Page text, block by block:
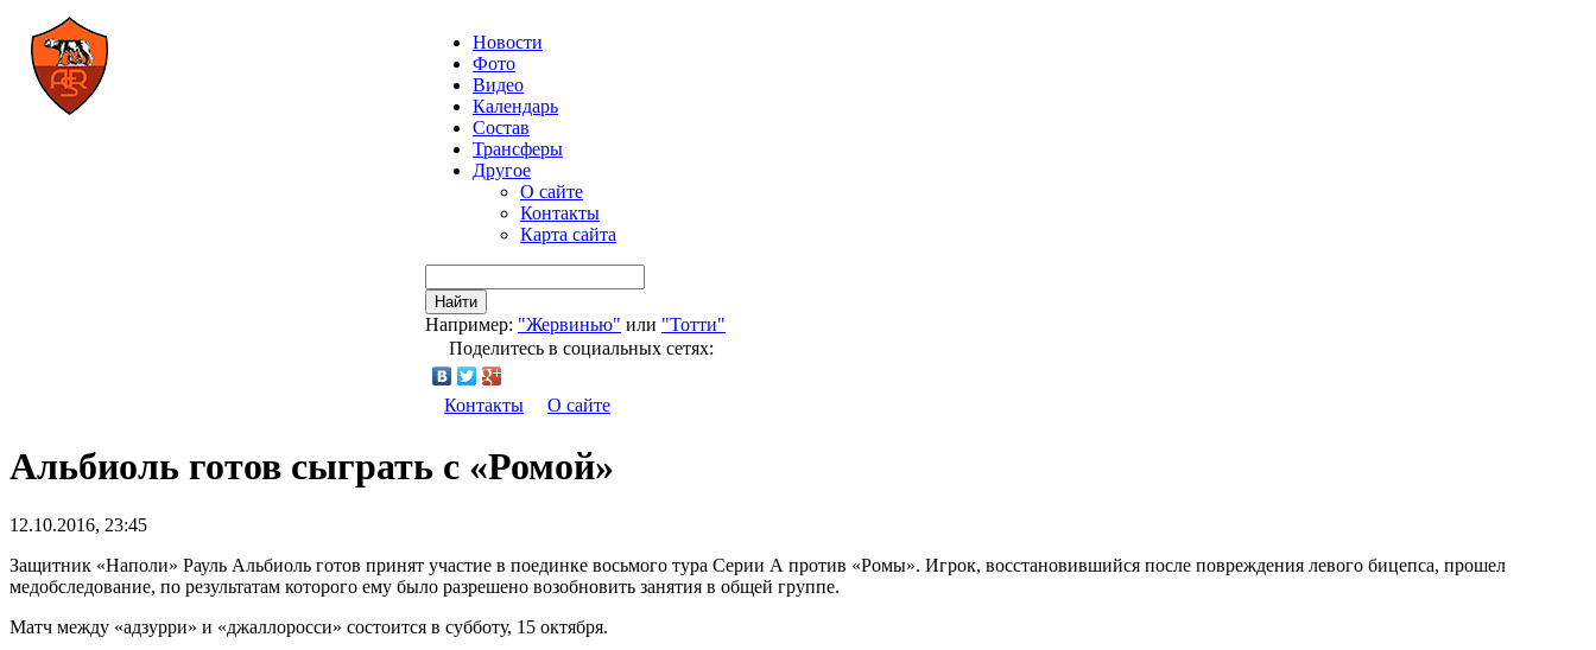
Новости
Фото
Видео
Календарь
Состав
Трансферы
Другое
О сайте
Контакты
Карта сайта
Найти
Например: "Жервинью" или "Тотти"
Поделитесь в социальных сетях:
Контакты О сайте
Альбиоль готов сыграть с «Ромой»
12.10.2016, 23:45
Защитник «Наполи» Рауль Альбиоль готов принят участие в поединке восьмого тура Серии А против «Ромы». Игрок, восстановившийся после повреждения левого бицепса, прошел
медобследование, по результатам которого ему было разрешено возобновить занятия в общей группе.
Матч между «адзурри» и «джаллоросси» состоится в субботу, 15 октября.